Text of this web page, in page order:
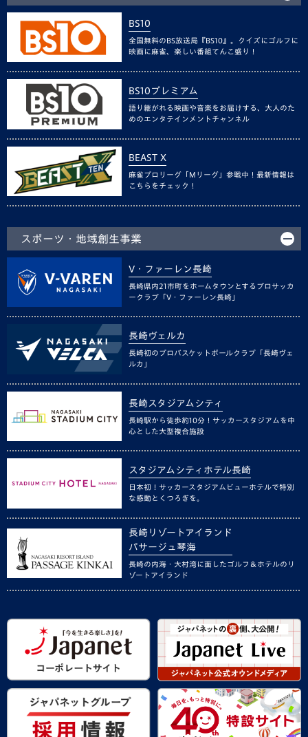
BS10
全国無料のBS放送局『BS10』。クイズにゴルフに
映画に麻雀、楽しい番組てんこ盛り！
BS10プレミアム
語り継がれる映画や音楽をお届けする、大人のた
めのエンタテインメントチャンネル
BEAST X
麻雀プロリーグ「Mリーグ」参戦中！最新情報は
こちらをチェック！
スポーツ・地域創生事業
V・ファーレン長崎
長崎県内21市町をホームタウンとするプロサッカ
ークラブ「V・ファーレン長崎」
長崎ヴェルカ
長崎初のプロバスケットボールクラブ「長崎ヴェ
ルカ」
長崎スタジアムシティ
長崎駅から徒歩約10分！サッカースタジアムを中
心とした大型複合施設
スタジアムシティホテル長崎
日本初！サッカースタジアムビューホテルで特別
な感動とくつろぎを。
長崎リゾートアイランド
パサージュ琴海
長崎の内海・大村湾に面したゴルフ＆ホテルのリ
ゾートアイランド